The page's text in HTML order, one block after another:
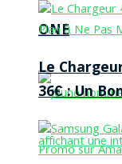
ONE
Le
36€ : Un